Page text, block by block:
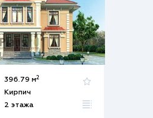
396.79 м2
Кирпич
2 этажа